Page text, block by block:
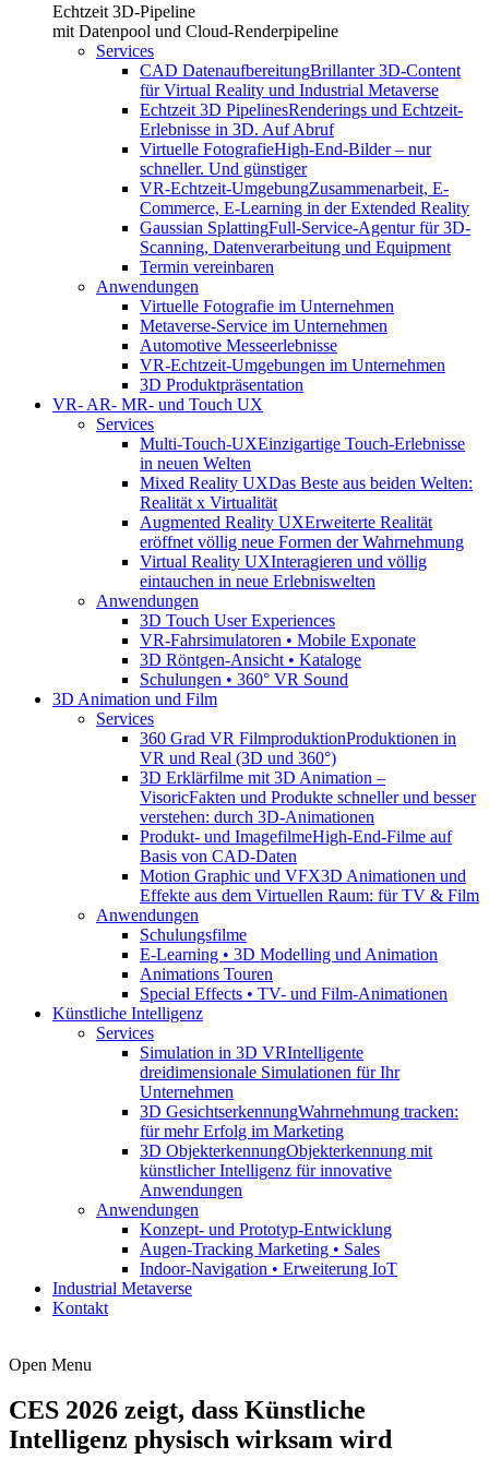
Echtzeit 3D-Pipeline
mit Datenpool und Cloud-Renderpipeline
Services
CAD DatenaufbereitungBrillanter 3D-Content
für Virtual Reality und Industrial Metaverse
Echtzeit 3D PipelinesRenderings und Echtzeit-
Erlebnisse in 3D. Auf Abruf
Virtuelle FotografieHigh-End-Bilder – nur
schneller. Und günstiger
VR-Echtzeit-UmgebungZusammenarbeit, E-
Commerce, E-Learning in der Extended Reality
Gaussian SplattingFull-Service-Agentur für 3D-
Scanning, Datenverarbeitung und Equipment
Termin vereinbaren
Anwendungen
Virtuelle Fotografie im Unternehmen
Metaverse-Service im Unternehmen
Automotive Messeerlebnisse
VR-Echtzeit-Umgebungen im Unternehmen
3D Produktpräsentation
VR- AR- MR- und Touch UX
Services
Multi-Touch-UXEinzigartige Touch-Erlebnisse
in neuen Welten
Mixed Reality UXDas Beste aus beiden Welten:
Realität x Virtualität
Augmented Reality UXErweiterte Realität
eröffnet völlig neue Formen der Wahrnehmung
Virtual Reality UXInteragieren und völlig
eintauchen in neue Erlebniswelten
Anwendungen
3D Touch User Experiences
VR-Fahrsimulatoren • Mobile Exponate
3D Röntgen-Ansicht • Kataloge
Schulungen • 360° VR Sound
3D Animation und Film
Services
360 Grad VR FilmproduktionProduktionen in
VR und Real (3D und 360°)
3D Erklärfilme mit 3D Animation –
VisoricFakten und Produkte schneller und besser
verstehen: durch 3D-Animationen
Produkt- und ImagefilmeHigh-End-Filme auf
Basis von CAD-Daten
Motion Graphic und VFX3D Animationen und
Effekte aus dem Virtuellen Raum: für TV & Film
Anwendungen
Schulungsfilme
E-Learning • 3D Modelling und Animation
Animations Touren
Special Effects • TV- und Film-Animationen
Künstliche Intelligenz
Services
Simulation in 3D VRIntelligente
dreidimensionale Simulationen für Ihr
Unternehmen
3D GesichtserkennungWahrnehmung tracken:
für mehr Erfolg im Marketing
3D ObjekterkennungObjekterkennung mit
künstlicher Intelligenz für innovative
Anwendungen
Anwendungen
Konzept- und Prototyp-Entwicklung
Augen-Tracking Marketing • Sales
Indoor-Navigation • Erweiterung IoT
Industrial Metaverse
Kontakt
Open Menu
CES 2026 zeigt, dass Künstliche
Intelligenz physisch wirksam wird